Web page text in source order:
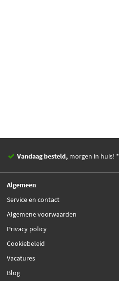
Vandaag besteld, morgen in huis! *
Algemeen
Service en contact
Algemene voorwaarden
Privacy policy
Cookiebeleid
Vacatures
Blog